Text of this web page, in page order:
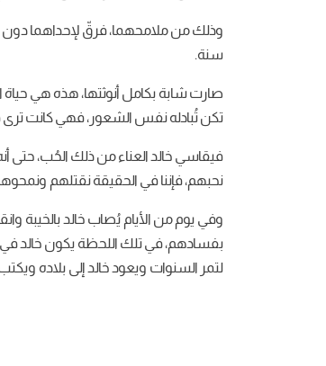
وذلك من ملامحهما، فرقّ لإحداهما دون
سنة.
صارت شابة بكامل أنوثتها، هذه هي حياة
تكن تُبادله نفس الشعور، فهي كانت ترى
فيقاسي خالد العناء من ذلك الحُب، حتى
نحبهم، فإننا في الحقيقة نقتلهم
وفي يوم من الأيام يُصاب خالد بالخيبة
بفسادهم، في تلك اللحظة يكون خالد
لتمر السنوات ويعود خالد إلى بلاده